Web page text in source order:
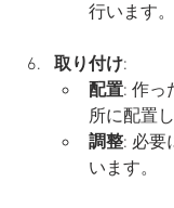
行います。
取り付け:
配置: 作っ
所に配置し
調整: 必要
います。